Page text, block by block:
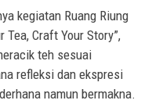
kegiatan Ruang Riung
Tea, Craft Your Story”,
teh sesuai
refleksi dan ekspresi
namun bermakna.